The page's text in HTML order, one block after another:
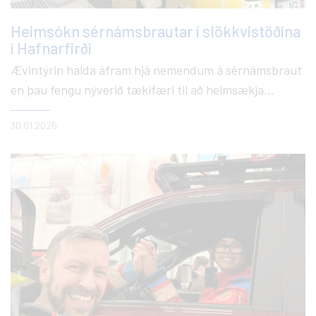
30.01.2026
Heimsókn sérnámsbrautar í slökkvistöðina
í Hafnarfirði
Ævintýrin halda áfram hjá nemendum á sérnámsbraut
en þau fengu nýverið tækifæri til að heimsækja
slökkvistöðina í Hafnarfirði. Þar var vel tekið á móti
þeim og var þeim boðið að kynna sér það sem snýr að
stöðina, skoðuðu búnað og tæki og fræddust um
verkefni slökkviliðsins. Virkilega skemmtileg og
fræðandi heimsókn.